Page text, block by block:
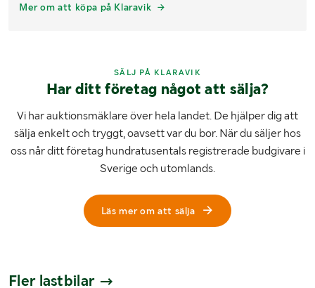
Mer om att köpa på Klaravik
SÄLJ PÅ KLARAVIK
Har ditt företag något att sälja?
Vi har auktionsmäklare över hela landet. De hjälper dig att
sälja enkelt och tryggt, oavsett var du bor. När du säljer hos
oss når ditt företag hundratusentals registrerade budgivare i
Sverige och utomlands.
Läs mer om att sälja
Fler lastbilar